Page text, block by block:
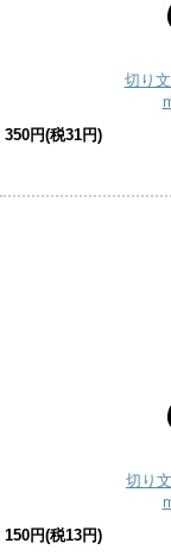
切り
350円(税31円)
切り
150円(税13円)